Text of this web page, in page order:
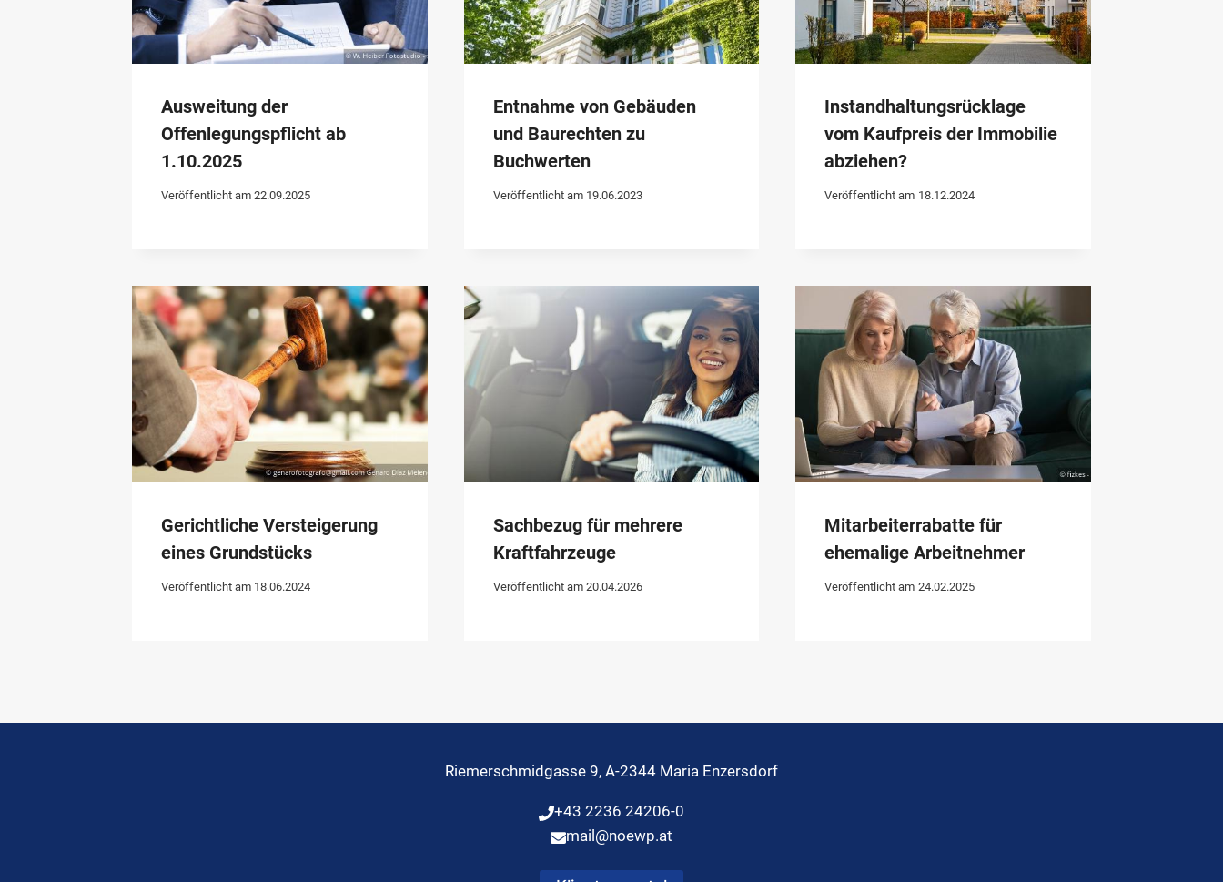
Ausweitung der
Offenlegungspflicht ab
1.10.2025
Veröffentlicht am 22.09.2025
Entnahme von Gebäuden
und Baurechten zu
Buchwerten
Veröffentlicht am 19.06.2023
Instandhaltungsrücklage
vom Kaufpreis der Immobilie
abziehen?
Veröffentlicht am 18.12.2024
Gerichtliche Versteigerung
eines Grundstücks
Veröffentlicht am 18.06.2024
Sachbezug für mehrere
Kraftfahrzeuge
Veröffentlicht am 20.04.2026
Mitarbeiterrabatte für
ehemalige Arbeitnehmer
Veröffentlicht am 24.02.2025
Riemerschmidgasse 9, A-2344 Maria Enzersdorf
+43 2236 24206-0
mail@noewp.at